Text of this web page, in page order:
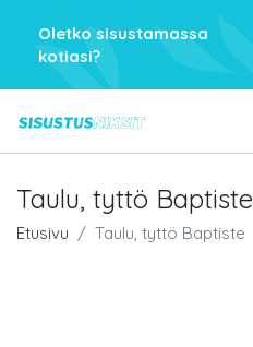
Oletko sisustamassa
kotiasi?
Taulu, tyttö Baptiste
Etusivu Taulu, tyttö Baptiste